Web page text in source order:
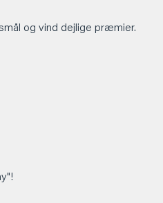
og vind dejlige præmier.